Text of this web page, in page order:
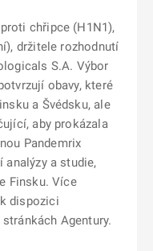
chřipce (H1N1),
držitele rozhodnutí
S.A. Výbor
obavy, které
a Švédsku, ale
aby prokázala
Pandemrix
analýzy a studie,
Finsku. Více
dispozici
Agentury.